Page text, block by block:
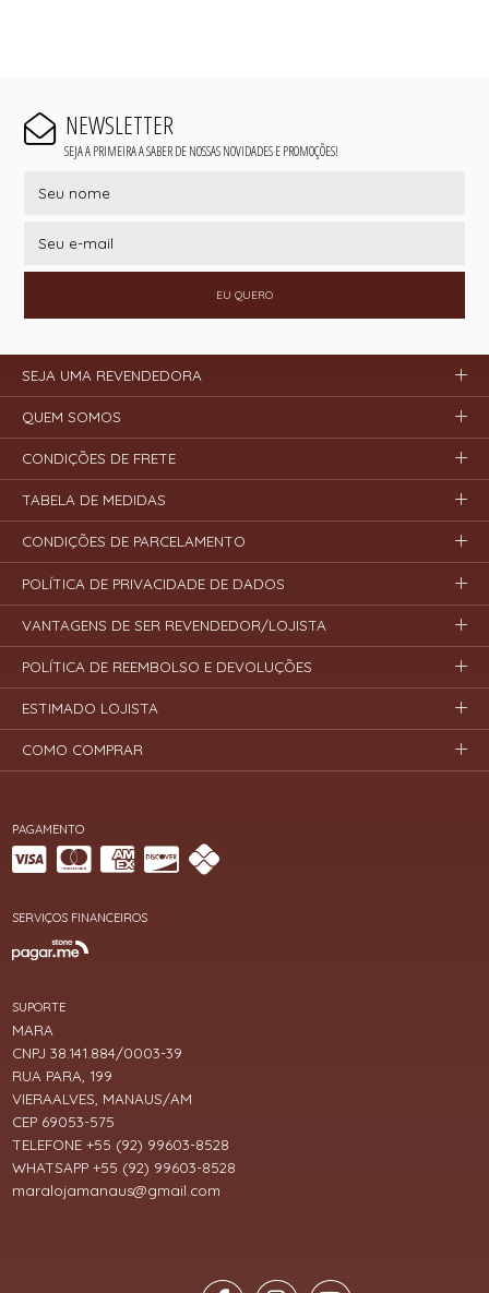
NEWSLETTER
SEJA A PRIMEIRA A SABER DE NOSSAS NOVIDADES E PROMOÇÕES!
EU QUERO
PAGAMENTO
SERVIÇOS FINANCEIROS
SUPORTE
MARA
CNPJ 38.141.884/0003-39
RUA PARA, 199
VIERAALVES, MANAUS/AM
CEP 69053-575
TELEFONE +55 (92) 99603-8528
WHATSAPP +55 (92) 99603-8528
maralojamanaus@gmail.com
SEJA UMA REVENDEDORA
QUEM SOMOS
CONDIÇÕES DE FRETE
TABELA DE MEDIDAS
CONDIÇÕES DE PARCELAMENTO
POLÍTICA DE PRIVACIDADE DE DADOS
VANTAGENS DE SER REVENDEDOR/LOJISTA
POLÍTICA DE REEMBOLSO E DEVOLUÇÕES
ESTIMADO LOJISTA
COMO COMPRAR